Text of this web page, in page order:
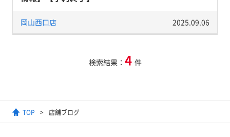
岡山西口店 2025.09.06
検索結果： 4 件
TOP 店舗ブログ